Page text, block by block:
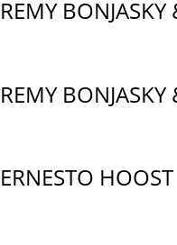
REMY
REMY
ERNESTO HOOST